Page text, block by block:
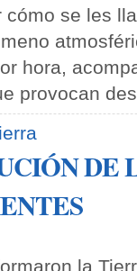
cómo se les
hora,
provocan
DE
la